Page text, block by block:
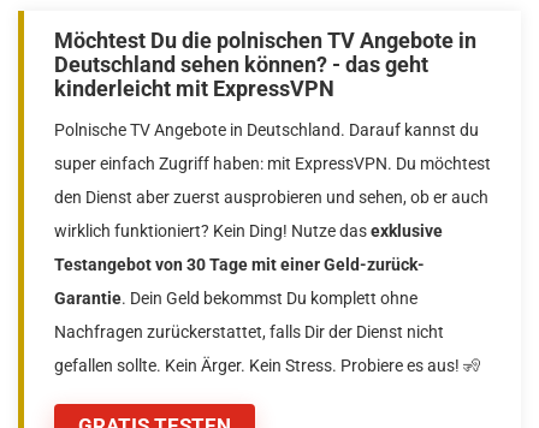
Möchtest Du die polnischen TV Angebote in
Deutschland sehen können? - das geht
kinderleicht mit ExpressVPN
Polnische TV Angebote in Deutschland. Darauf kannst du
super einfach Zugriff haben: mit ExpressVPN. Du möchtest
den Dienst aber zuerst ausprobieren und sehen, ob er auch
wirklich funktioniert? Kein Ding! Nutze dasexklusive
Testangebot von 30 Tage mit einer Geld-zurück-
Garantie. Dein Geld bekommst Du komplett ohne
Nachfragen zurückerstattet, falls Dir der Dienst nicht
gefallen sollte. Kein Ärger. Kein Stress. Probiere es aus! 🧏